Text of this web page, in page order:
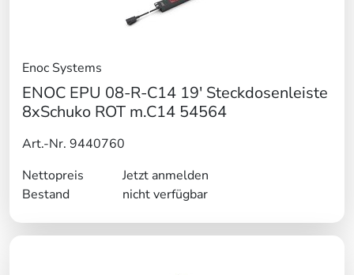
Enoc Systems
ENOC EPU 08-R-C14 19' Steckdosenleiste
8xSchuko ROT m.C14 54564
Art.-Nr. 9440760
Nettopreis
Jetzt anmelden
Bestand
nicht verfügbar